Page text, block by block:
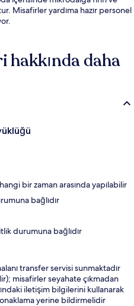
Misafirler yardıma hazır personel
hakkında daha
bir zaman arasında yapılabilir
bağlıdır
durumuna bağlıdır
transfer servisi sunmaktadır
misafirler seyahate çıkmadan
iletişim bilgilerini kullanarak
yerine bildirmelidir